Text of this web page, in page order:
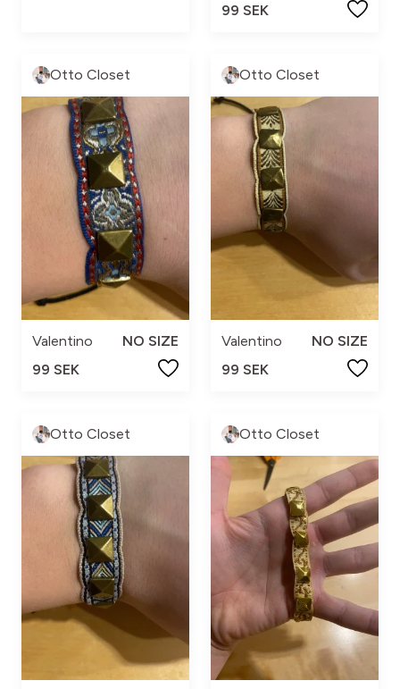
99 SEK
Otto Closet
Valentino
NO SIZE
99 SEK
Otto Closet
Valentino
NO SIZE
99 SEK
Otto Closet Otto Closet